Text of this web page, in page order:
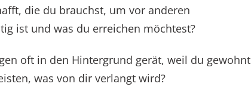
die du brauchst, um vor anderen
ist und was du erreichen möchtest?
oft in den Hintergrund gerät, weil du gewohnt
was von dir verlangt wird?